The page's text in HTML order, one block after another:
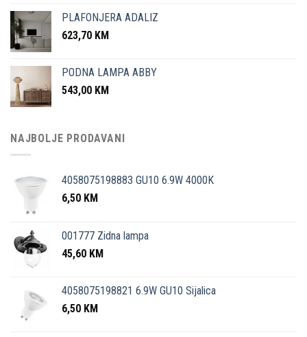
PLAFONJERA ADALIZ
623,70 KM
PODNA LAMPA ABBY
543,00 KM
NAJBOLJE PRODAVANI
4058075198883 GU10 6.9W 4000K
6,50 KM
001777 Zidna lampa
45,60 KM
4058075198821 6.9W GU10 Sijalica
6,50 KM